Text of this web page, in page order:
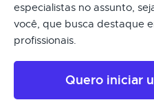
especialistas no assunto,
você, que busca destaque
profissionais.
Quero iniciar